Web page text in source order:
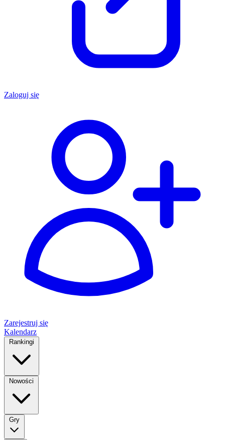
Zaloguj się
Zarejestruj się
Kalendarz
Rankingi
Nowości
Gry